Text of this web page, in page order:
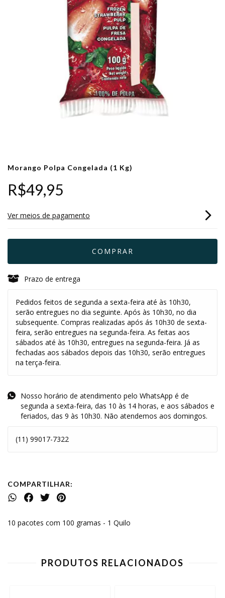
Morango Polpa Congelada (1 Kg)
R$49,95
Ver meios de pagamento
Prazo de entrega
Pedidos feitos de segunda a sexta-feira até às 10h30,
serão entregues no dia seguinte. Após às 10h30, no dia
subsequente. Compras realizadas após ás 10h30 de sexta-
feira, serão entregues na segunda-feira. As feitas aos
sábados até às 10h30, entregues na segunda-feira. Já as
fechadas aos sábados depois das 10h30, serão entregues
na terça-feira.
Nosso horário de atendimento pelo WhatsApp é de
segunda a sexta-feira, das 10 às 14 horas, e aos sábados e
feriados, das 9 às 10h30. Não atendemos aos domingos.
(11) 99017-7322
COMPARTILHAR:
10 pacotes com 100 gramas - 1 Quilo
PRODUTOS RELACIONADOS